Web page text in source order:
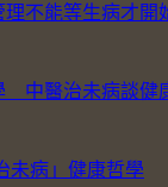
不能等生病才開
中醫治未病談健
未病」健康哲學